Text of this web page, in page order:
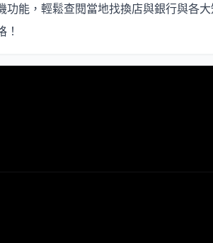
能，輕鬆查閱當地找換店與銀行與各